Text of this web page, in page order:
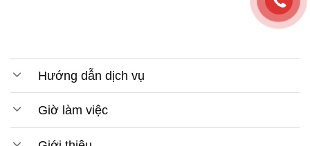
Hướng dẫn dịch vụ
Giờ làm việc